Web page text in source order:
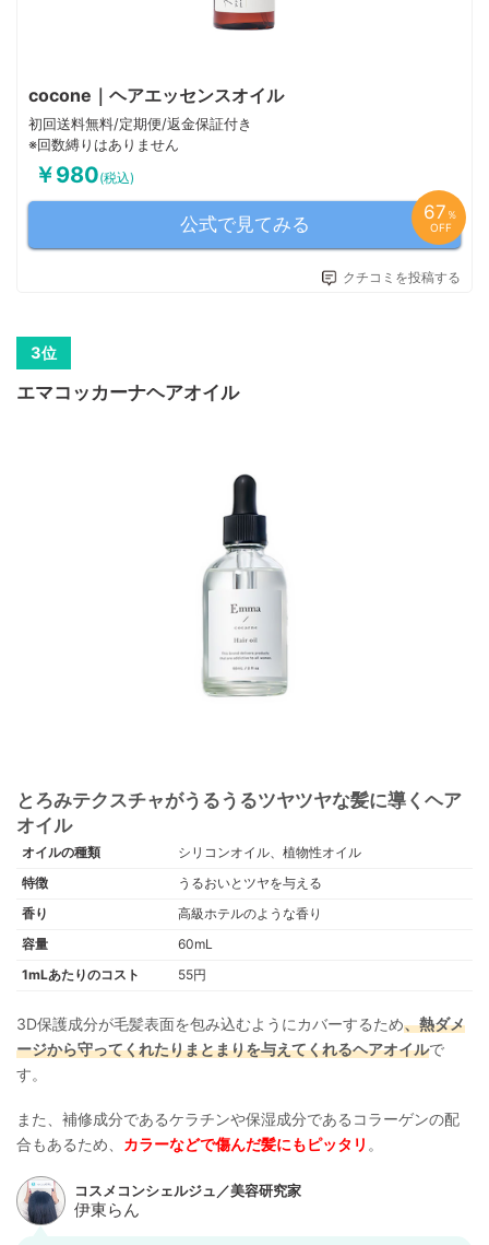
cocone｜ヘアエッセンスオイル
初回送料無料/定期便/返金保証付き
※回数縛りはありません
￥980(税込)
公式で見てみる
67 ％
OFF
クチコミを投稿する
エマコッカーナヘアオイル
とろみテクスチャがうるうるツヤツヤな髪に導くヘア
オイル
オイルの種類
シリコンオイル、植物性オイル
特徴
うるおいとツヤを与える
香り
高級ホテルのような香り
容量
60mL
1mLあたりのコスト
55円
3D保護成分が毛髪表面を包み込むようにカバーするため、熱ダメ
ージから守ってくれたりまとまりを与えてくれるヘアオイルで
す。
また、補修成分であるケラチンや保湿成分であるコラーゲンの配
合もあるため、 カラーなどで傷んだ髪にもピッタリ 。